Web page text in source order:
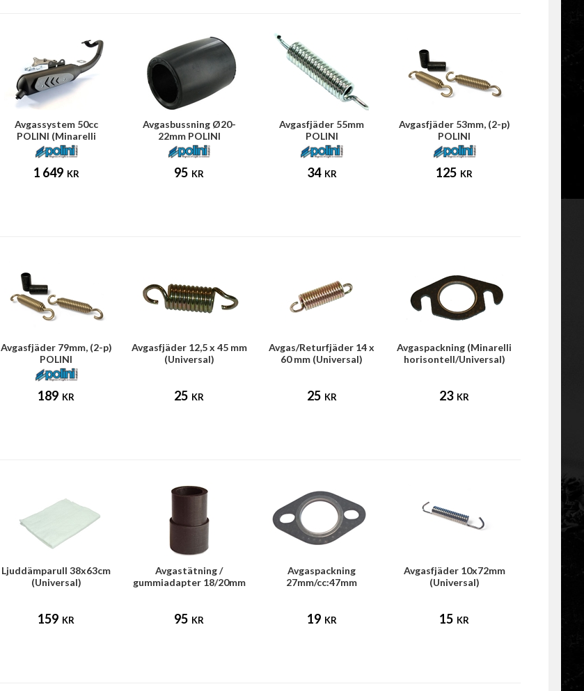
Avgassystem 50cc
POLINI (Minarelli
horisontell)
1 649 KR
Avgasbussning Ø20-
22mm POLINI
95 KR
Avgasfjäder 55mm
POLINI
34 KR
Avgasfjäder 53mm, (2-p)
POLINI
125 KR
Avgasfjäder 79mm, (2-p)
POLINI
189 KR
Avgasfjäder 12,5 x 45 mm
(Universal)
25 KR
Avgas/Returfjäder 14 x
60 mm (Universal)
25 KR
Avgaspackning (Minarelli
horisontell/Universal)
23 KR
Ljuddämparull 38x63cm
(Universal)
159 KR
Avgastätning /
gummiadapter 18/20mm
95 KR
Avgaspackning
27mm/cc:47mm
19 KR
Avgasfjäder 10x72mm
(Universal)
15 KR